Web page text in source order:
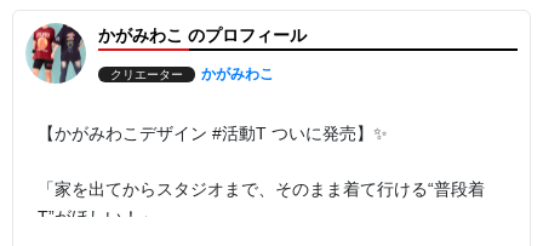
かがみわこ のプロフィール
クリエーター かがみわこ
【かがみわこデザイン #活動T ついに発売】✨
「家を出てからスタジオまで、そのまま着て行ける“普段着
T”がほしい！」